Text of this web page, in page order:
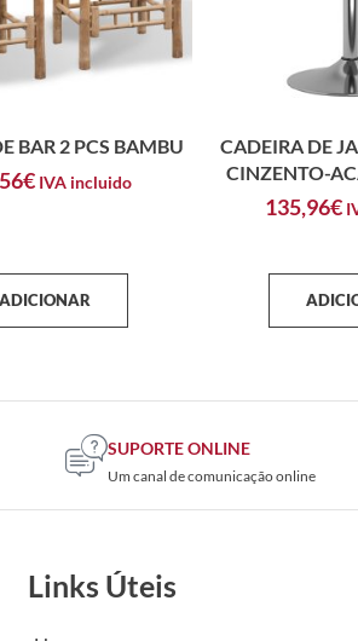
BAR 2 PCS BAMBU
€ IVA incluido
ADICIONAR
CADEIRA DE
CINZENTO-
135,96€
SUPORTE ONLINE
Um canal de comunicação online
Links Úteis